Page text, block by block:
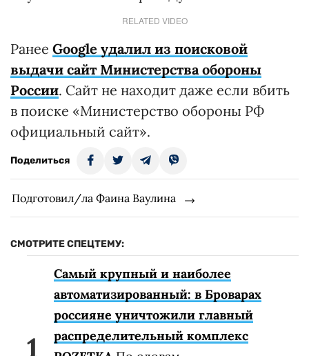
RELATED VIDEO
Ранее Google удалил из поисковой
выдачи сайт Министерства обороны
России. Сайт не находит даже если вбить
в поиске «Министерство обороны РФ
официальный сайт».
Поделиться
Подготовил/ла Фаина Ваулина
СМОТРИТЕ СПЕЦТЕМУ:
Самый крупный и наиболее
автоматизированный: в Броварах
россияне уничтожили главный
распределительный комплекс